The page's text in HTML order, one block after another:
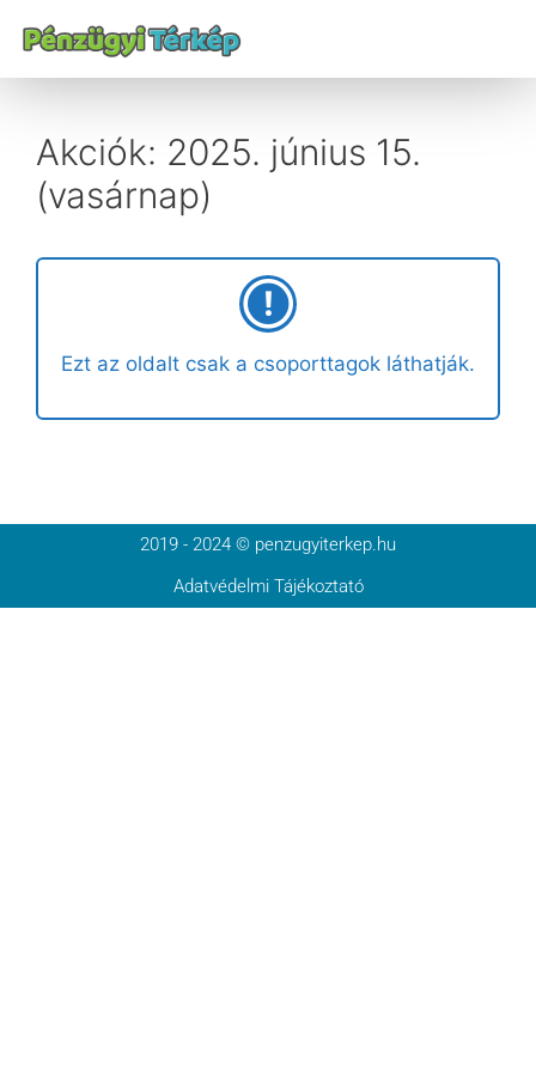
Akciók: 2025. június 15.
(vasárnap)
Ezt az oldalt csak a csoporttagok láthatják.
2019 - 2024 © penzugyiterkep.hu
Adatvédelmi Tájékoztató